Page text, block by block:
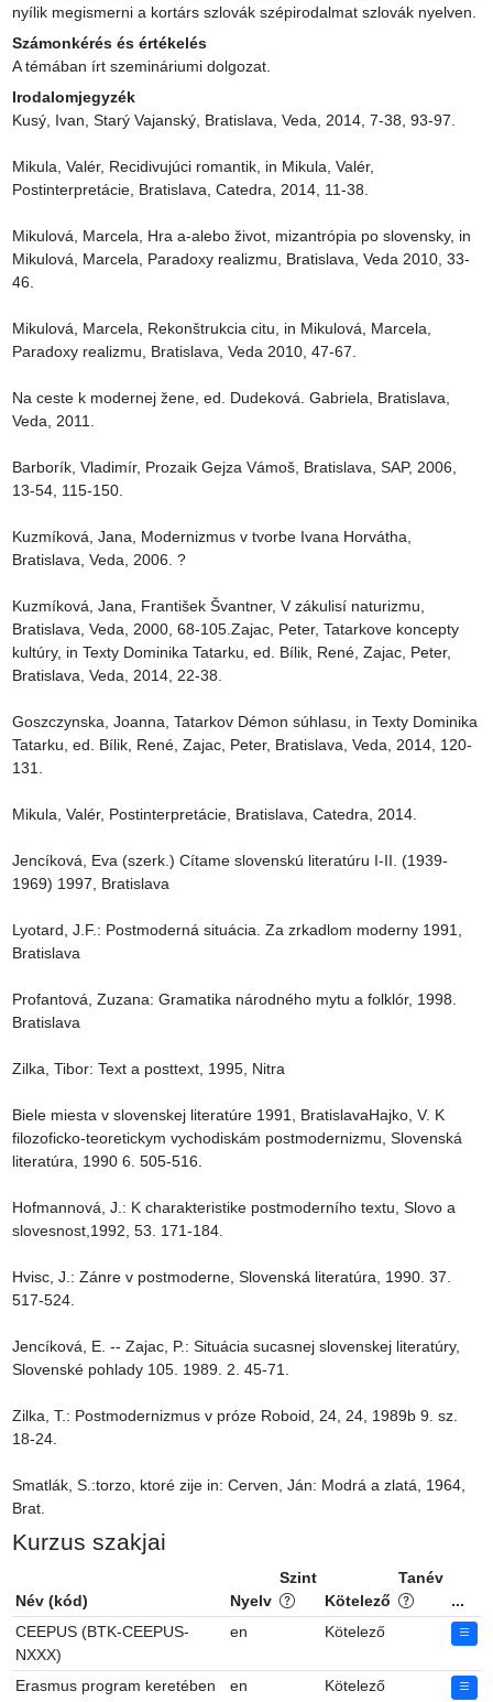
nyílik megismerni a kortárs szlovák szépirodalmat szlovák nyelven.
Számonkérés és értékelés
A témában írt szemináriumi dolgozat.
Irodalomjegyzék
Kusý, Ivan, Starý Vajanský, Bratislava, Veda, 2014, 7-38, 93-97.
Mikula, Valér, Recidivujúci romantik, in Mikula, Valér,
Postinterpretácie, Bratislava, Catedra, 2014, 11-38.
Mikulová, Marcela, Hra a-alebo život, mizantrópia po slovensky, in
Mikulová, Marcela, Paradoxy realizmu, Bratislava, Veda 2010, 33-
46.
Mikulová, Marcela, Rekonštrukcia citu, in Mikulová, Marcela,
Paradoxy realizmu, Bratislava, Veda 2010, 47-67.
Na ceste k modernej žene, ed. Dudeková. Gabriela, Bratislava,
Veda, 2011.
Barborík, Vladimír, Prozaik Gejza Vámoš, Bratislava, SAP, 2006,
13-54, 115-150.
Kuzmíková, Jana, Modernizmus v tvorbe Ivana Horvátha,
Bratislava, Veda, 2006. ?
Kuzmíková, Jana, František Švantner, V zákulisí naturizmu,
Bratislava, Veda, 2000, 68-105.Zajac, Peter, Tatarkove koncepty
kultúry, in Texty Dominika Tatarku, ed. Bílik, René, Zajac, Peter,
Bratislava, Veda, 2014, 22-38.
Goszczynska, Joanna, Tatarkov Démon súhlasu, in Texty Dominika
Tatarku, ed. Bílik, René, Zajac, Peter, Bratislava, Veda, 2014, 120-
131.
Mikula, Valér, Postinterpretácie, Bratislava, Catedra, 2014.
Jencíková, Eva (szerk.) Cítame slovenskú literatúru I-II. (1939-
1969) 1997, Bratislava
Lyotard, J.F.: Postmoderná situácia. Za zrkadlom moderny 1991,
Bratislava
Profantová, Zuzana: Gramatika národného mytu a folklór, 1998.
Bratislava
Zilka, Tibor: Text a posttext, 1995, Nitra
Biele miesta v slovenskej literatúre 1991, BratislavaHajko, V. K
filozoficko-teoretickym vychodiskám postmodernizmu, Slovenská
literatúra, 1990 6. 505-516.
Hofmannová, J.: K charakteristike postmoderního textu, Slovo a
slovesnost,1992, 53. 171-184.
Hvisc, J.: Zánre v postmoderne, Slovenská literatúra, 1990. 37.
517-524.
Jencíková, E. -- Zajac, P.: Situácia sucasnej slovenskej literatúry,
Slovenské pohlady 105. 1989. 2. 45-71.
Zilka, T.: Postmodernizmus v próze Roboid, 24, 24, 1989b 9. sz.
18-24.
Smatlák, S.:torzo, ktoré zije in: Cerven, Ján: Modrá a zlatá, 1964,
Brat.
Kurzus szakjai
Név (kód) Nyelv
Szint
Kötelező
Tanév
...
CEEPUS (BTK-CEEPUS-
NXXX)
en Kötelező
Erasmus program keretében
en Kötelező